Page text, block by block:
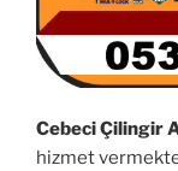
Cebeci Çilingir
hizmet